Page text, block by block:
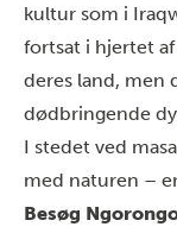
kultur som i
fortsat i hjertet
deres land, men
dødbringende
I stedet ved
med naturen –
Besøg